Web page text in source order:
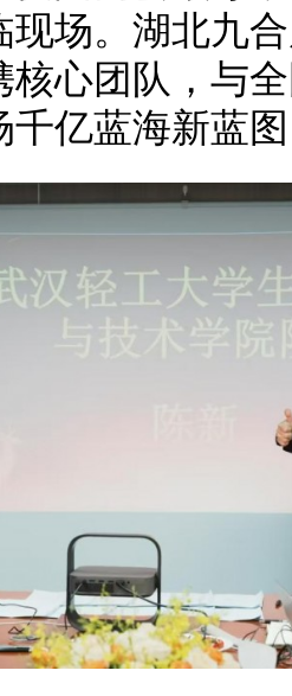
现场。湖北九
核心团队，与
千亿蓝海新蓝